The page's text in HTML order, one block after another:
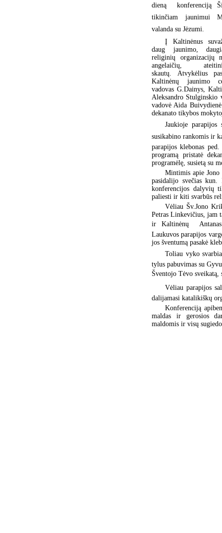
dieną  konferenciją
tikinčiam jaunimui
valanda su Jėzumi.
Į Kaltinėnus
daug jaunimo,
religinių organizacijų
angelaičių,
skautų. Atvykėlius
Kaltinėnų jaunimo
vadovas G.Dainys,
Aleksandro
vadovė Aida
dekanato tikybos
Jaukioje parapijos
susikabino rankomis ir
parapijos klebonas
programą pristatė
programėlę, susietą su
Mintimis apie Jono
pasidalijo svečias
konferencijos dalyvių
paliesti ir kiti svarbūs
Vėliau Šv.Jono
Petras Linkevičius, jam
ir Kaltinėnų 
Laukuvos parapijos
jos šventumą pasakė
Toliau vyko
tylus pabuvimas su
Šventojo Tėvo sveikatą,
Vėliau parapijos
dalijamasi katalikiškų
Konferenciją
maldas ir gerosios
maldomis ir visų